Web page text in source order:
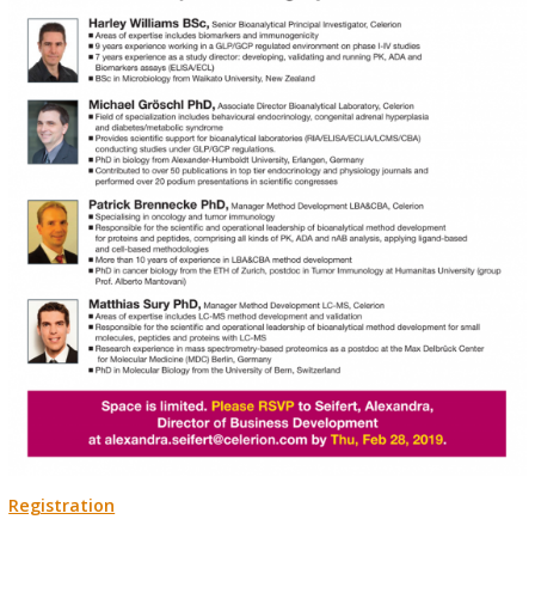
Registration